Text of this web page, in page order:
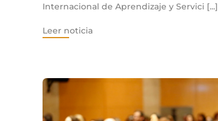
Internacional de Aprendizaje y Servici [...]
Leer noticia